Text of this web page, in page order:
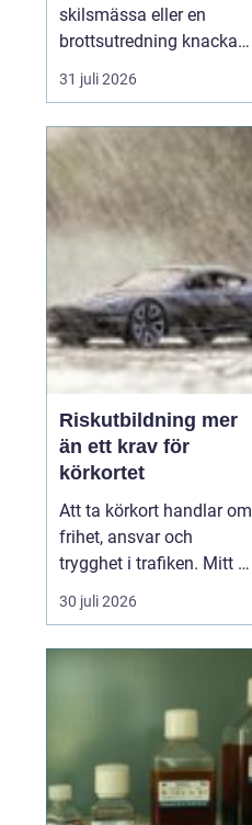
skilsmässa eller en
brottsutredning knackar
på dörren förändras
vardagen snabbt.
länge med att kontakta
jurist, ofta av oro för
kostnader eller för att de
inte vet vart de ska
vända sig. Samtidigt kan
31 juli 2026
Riskutbildning mer
än ett krav för
körkortet
Att ta körkort handlar om
frihet, ansvar och
trygghet i trafiken. Mitt i
allt detta finns
riskutbildning, som
tanke: att ge blivande
förare en realistisk bild
av r...
30 juli 2026